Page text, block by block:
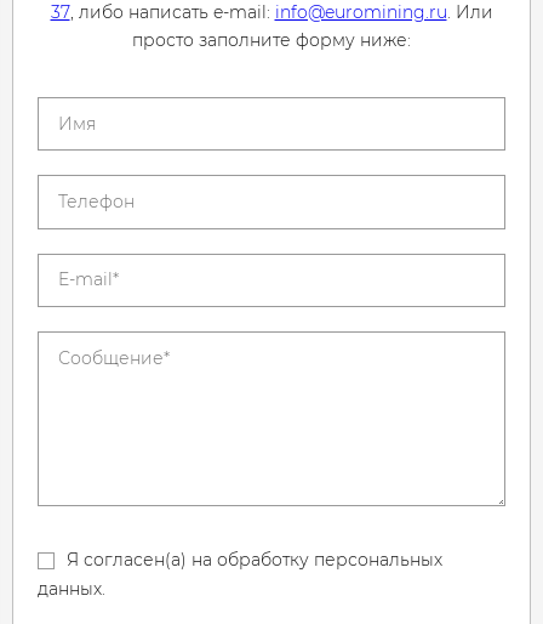
37, либо написать e-mail: info@euromining.ru. Или
просто заполните форму ниже:
Я согласен(а) на обработку персональных
данных.